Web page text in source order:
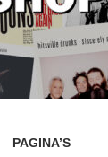
PAGINA’S